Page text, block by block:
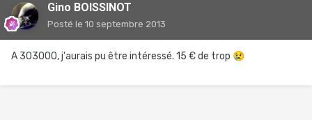
Gino BOISSINOT
Posté le 10 septembre 2013
A 303000, j'aurais pu être intéressé. 15 € de trop 😢